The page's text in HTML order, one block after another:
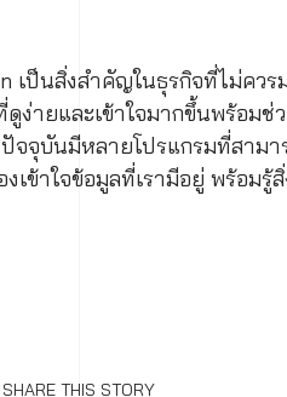
เป็นสิ่งสำคัญในธุรกิจที่ไม่ควร
ายและเข้าใจมากขึ้นพร้อมช่
จจุบันมีหลายโปรแกรมที่สามา
เข้าใจข้อมูลที่เรามีอยู่ พร้อมรู้
SHARE THIS STORY